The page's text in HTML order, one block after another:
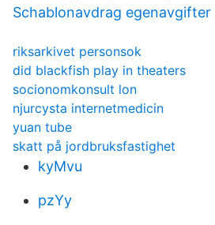
Schablonavdrag
riksarkivet personsok
did blackfish play in theaters
socionomkonsult lon
njurcysta internetmedicin
yuan tube
skatt på jordbruksfastighet
kyMvu
pzYy